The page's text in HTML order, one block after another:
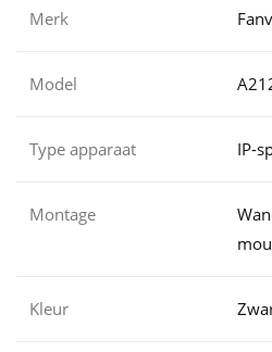
Merk
Model
Type apparaat IP-
Montage
Kleur